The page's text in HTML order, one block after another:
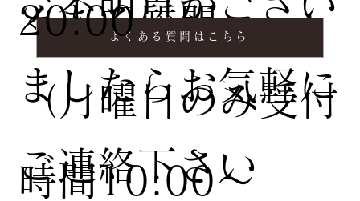
くある質問
ましたらお気軽に
ご連絡下さい
よくある質問はこちら
20:00
（月曜日のみ受付
時間10:00〜